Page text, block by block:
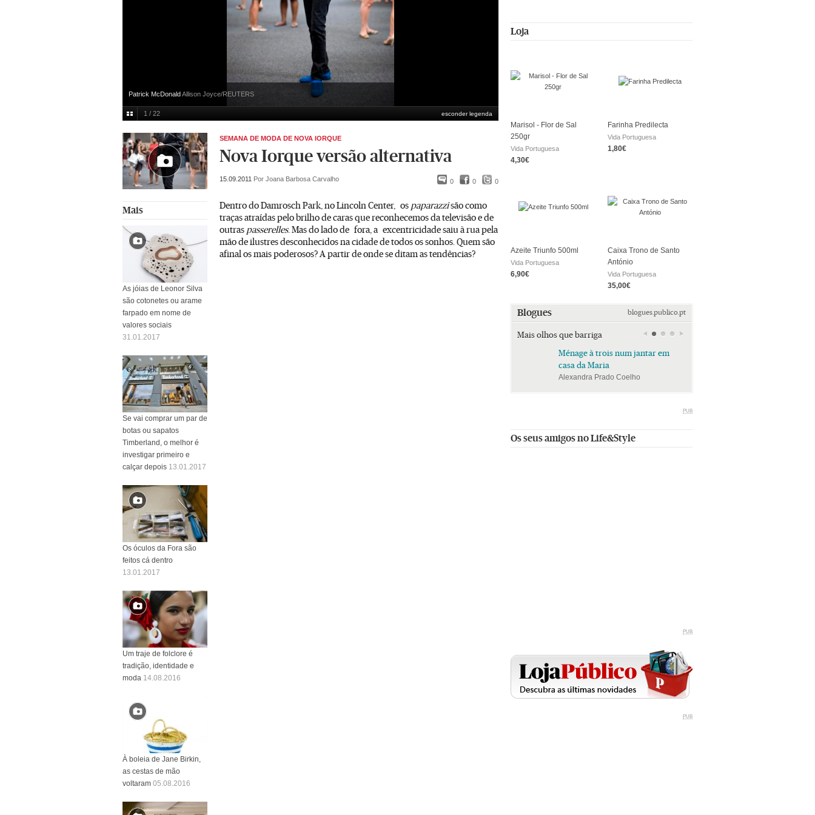
Patrick McDonaldAllison Joyce/REUTERS
esconder legenda
1 / 22
SEMANA DE MODA DE NOVA IORQUE
Nova Iorque versão alternativa
0 0 0
15.09.2011 Por Joana Barbosa Carvalho
Dentro do Damrosch Park, no Lincoln Center, os paparazzisão como
traças atraídas pelo brilho de caras que reconhecemos da televisão e de
outras passerelles. Mas do lado de fora, a excentricidade saiu à rua pela
mão de ilustres desconhecidos na cidade de todos os sonhos. Quem são
afinal os mais poderosos? A partir de onde se ditam as tendências?
Mais
As jóias de Leonor Silva
são cotonetes ou arame
farpado em nome de
valores sociais
31.01.2017
Se vai comprar um par de
botas ou sapatos
Timberland, o melhor é
investigar primeiro e
calçar depois 13.01.2017
Os óculos da Fora são
feitos cá dentro
13.01.2017
Um traje de folclore é
tradição, identidade e
moda 14.08.2016
À boleia de Jane Birkin,
as cestas de mão
voltaram 05.08.2016
Loja
Marisol - Flor de Sal
250gr
Vida Portuguesa
4,30€
Farinha Predilecta
Vida Portuguesa
1,80€
Azeite Triunfo 500ml
Vida Portuguesa
6,90€
Caixa Trono de Santo
António
Vida Portuguesa
35,00€
Blogues blogues.publico.pt
Mais olhos que barriga
Ménage à trois num jantar em
casa da Maria
Alexandra Prado Coelho
PUB
Os seus amigos no Life&Style
PUB
PUB